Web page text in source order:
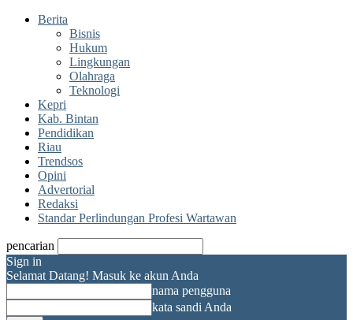
Berita
Bisnis
Hukum
Lingkungan
Olahraga
Teknologi
Kepri
Kab. Bintan
Pendidikan
Riau
Trendsos
Opini
Advertorial
Redaksi
Standar Perlindungan Profesi Wartawan
pencarian
Sign in
Selamat Datang! Masuk ke akun Anda
nama pengguna
kata sandi Anda